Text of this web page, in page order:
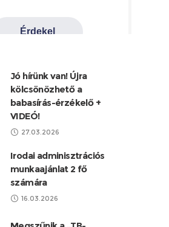
Jó hírünk van! Újra
kölcsönözhető a
babasírás-érzékelő +
VIDEÓ!
27.03.2026
Irodai adminisztrációs
munkaajánlat 2 fő
számára
16.03.2026